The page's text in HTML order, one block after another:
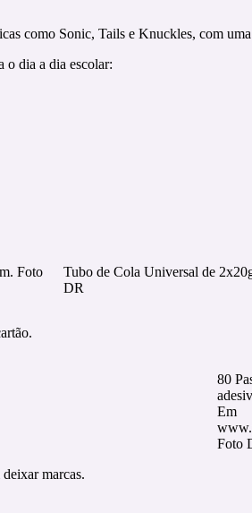
como Sonic, Tails e Knuckles, com
o dia a dia escolar:
Foto
Tubo de Cola Universal de
DR
80
Em
Foto
marcas.